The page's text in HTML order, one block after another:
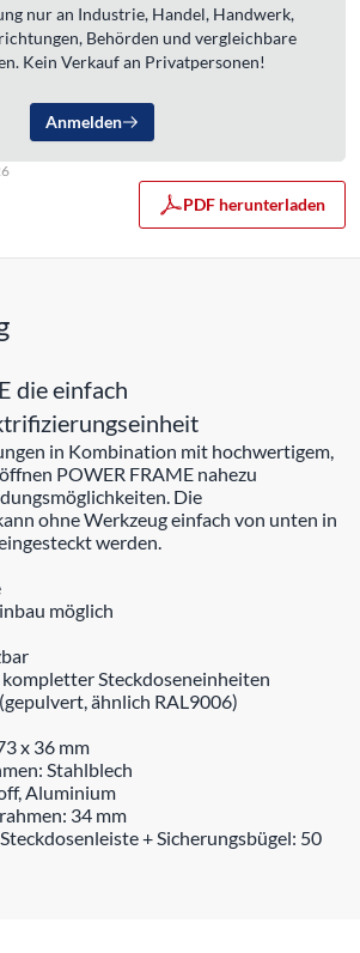
nur an Industrie, Handel, Handwerk,
Behörden und vergleichbare
Kein Verkauf an Privatpersonen!
Anmelden
PDF herunterladen
die einfach
in Kombination mit hochwertigem,
POWER FRAME nahezu
Die
ohne Werkzeug einfach von unten in
werden.
möglich
kompletter Steckdoseneinheiten
ähnlich RAL9006)
x 36 mm
Stahlblech
Aluminium
34 mm
+ Sicherungsbügel: 50